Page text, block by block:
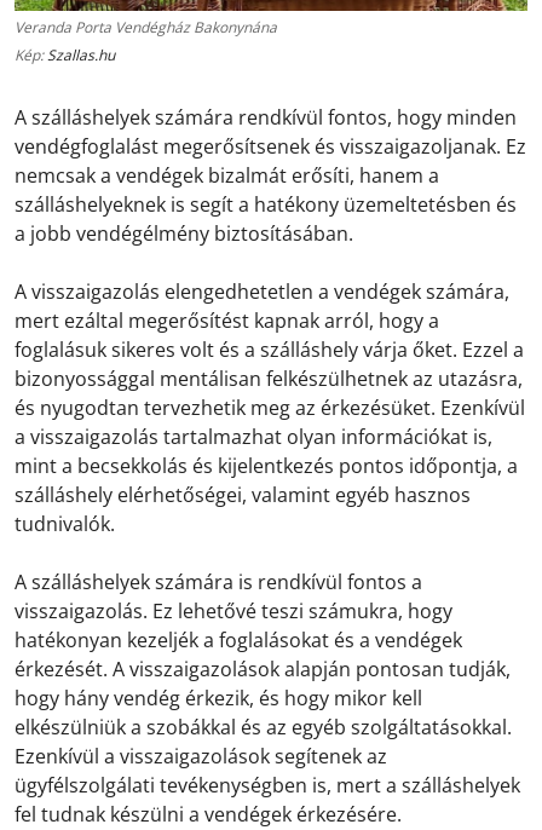
Veranda Porta Vendégház Bakonynána
Kép:Szallas.hu
A szálláshelyek számára rendkívül fontos, hogy minden
vendégfoglalást megerősítsenek és visszaigazoljanak. Ez
nemcsak a vendégek bizalmát erősíti, hanem a
szálláshelyeknek is segít a hatékony üzemeltetésben és
a jobb vendégélmény biztosításában.
A visszaigazolás elengedhetetlen a vendégek számára,
mert ezáltal megerősítést kapnak arról, hogy a
foglalásuk sikeres volt és a szálláshely várja őket. Ezzel a
bizonyossággal mentálisan felkészülhetnek az utazásra,
és nyugodtan tervezhetik meg az érkezésüket. Ezenkívül
a visszaigazolás tartalmazhat olyan információkat is,
mint a becsekkolás és kijelentkezés pontos időpontja, a
szálláshely elérhetőségei, valamint egyéb hasznos
tudnivalók.
A szálláshelyek számára is rendkívül fontos a
visszaigazolás. Ez lehetővé teszi számukra, hogy
hatékonyan kezeljék a foglalásokat és a vendégek
érkezését. A visszaigazolások alapján pontosan tudják,
hogy hány vendég érkezik, és hogy mikor kell
elkészülniük a szobákkal és az egyéb szolgáltatásokkal.
Ezenkívül a visszaigazolások segítenek az
ügyfélszolgálati tevékenységben is, mert a szálláshelyek
fel tudnak készülni a vendégek érkezésére.